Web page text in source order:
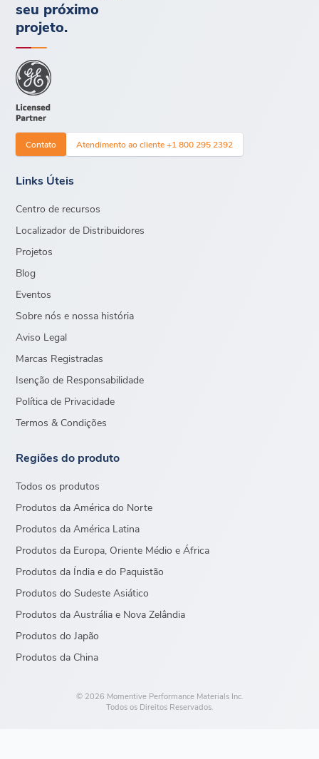
seu próximo
projeto.
Contato Atendimento ao cliente +1 800 295 2392
Links Úteis
Centro de recursos
Localizador de Distribuidores
Projetos
Blog
Eventos
Sobre nós e nossa história
Aviso Legal
Marcas Registradas
Isenção de Responsabilidade
Política de Privacidade
Termos & Condições
Regiões do produto
Todos os produtos
Produtos da América do Norte
Produtos da América Latina
Produtos da Europa, Oriente Médio e África
Produtos da Índia e do Paquistão
Produtos do Sudeste Asiático
Produtos da Austrália e Nova Zelândia
Produtos do Japão
Produtos da China
© 2026 Momentive Performance Materials Inc.
Todos os Direitos Reservados.